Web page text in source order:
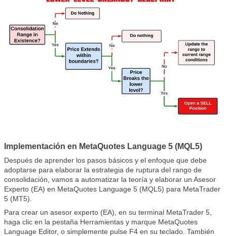
Implementación en MetaQuotes Language 5 (MQL5)
Después de aprender los pasos básicos y el enfoque que debe
adoptarse para elaborar la estrategia de ruptura del rango de
consolidación, vamos a automatizar la teoría y elaborar un Asesor
Experto (EA) en MetaQuotes Language 5 (MQL5) para MetaTrader
5 (MT5).
Para crear un asesor experto (EA), en su terminal MetaTrader 5,
haga clic en la pestaña Herramientas y marque MetaQuotes
Language Editor, o simplemente pulse F4 en su teclado. También